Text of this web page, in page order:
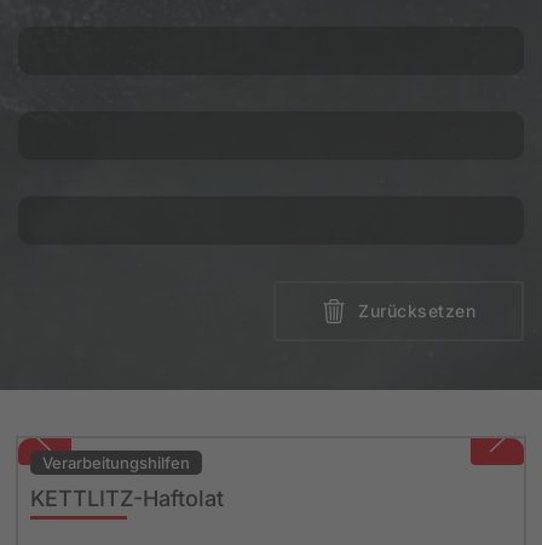
Zurücksetzen
Verarbeitungshilfen
KETTLITZ-Haftolat